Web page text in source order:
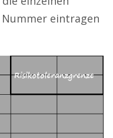
eintragen